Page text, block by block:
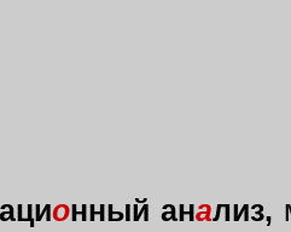
онный анализ,